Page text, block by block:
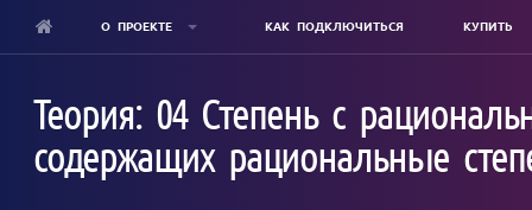
content
О ПРОЕКТЕ КАК ПОДКЛЮЧИТЬСЯ КУПИТЬ
Теория: 04 Степень с
содержащих рациональные